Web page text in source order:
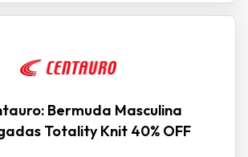
Bermuda Masculina
Totality Knit 40% OFF